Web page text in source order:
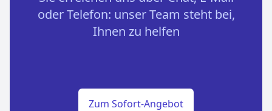
oder Telefon: unser Team steht bei,
Ihnen zu helfen
Zum Sofort-Angebot